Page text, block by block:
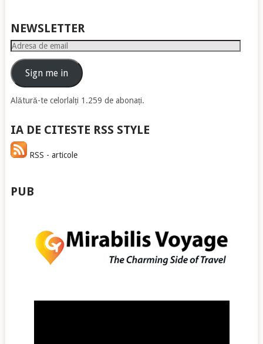
NEWSLETTER
Adresa
emailSign me in
Alătură-te celorlalți 1.259 de abonați.
IA DE CITESTE RSS STYLE
RSS - articole
PUB